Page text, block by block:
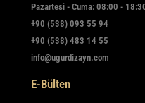
Pazartesi - Cuma: 08:00 -
+90 (538) 093 55 94
+90 (538) 483 14 55
info@ugurdizayn.com
E-Bülten